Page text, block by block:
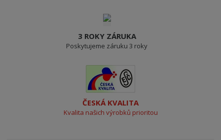
3 ROKY ZÁRUKA
Poskytujeme záruku 3 roky
ČESKÁ KVALITA
Kvalita našich výrobků prioritou